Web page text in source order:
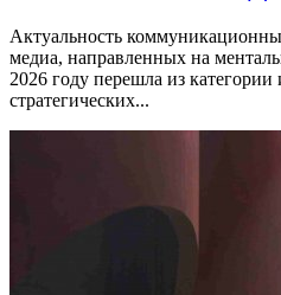
Актуальность
медиа, направленных на
2026 году перешла из
стратегических...